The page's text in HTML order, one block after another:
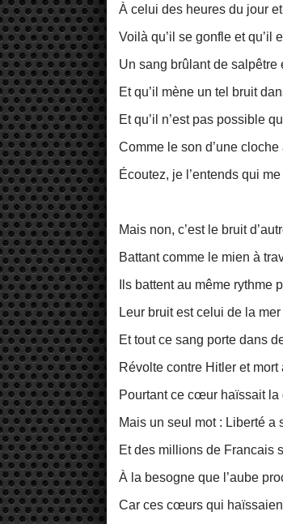
À celui des heures du jour
Voilà qu’il se gonfle et qu’il
Un sang brûlant de salpêtre
Et qu’il mène un tel bruit
Et qu’il n’est pas possible
Comme le son d’une
Écoutez, je l’entends qui
Mais non, c’est le bruit
Battant comme le mien à
Ils battent au même
Leur bruit est celui de la
Et tout ce sang porte dans
Révolte contre Hitler et mort
Pourtant ce cœur haïssait la
Mais un seul mot : Liberté
Et des millions de Francais
À la besogne que l’aube
Car ces cœurs qui